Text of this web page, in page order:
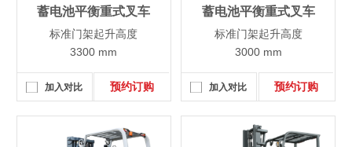
蓄电池平衡重式叉车
标准门架起升高度
3300 mm
加入对比 预约订购
蓄电池平衡重式叉车
标准门架起升高度
3000 mm
加入对比 预约订购